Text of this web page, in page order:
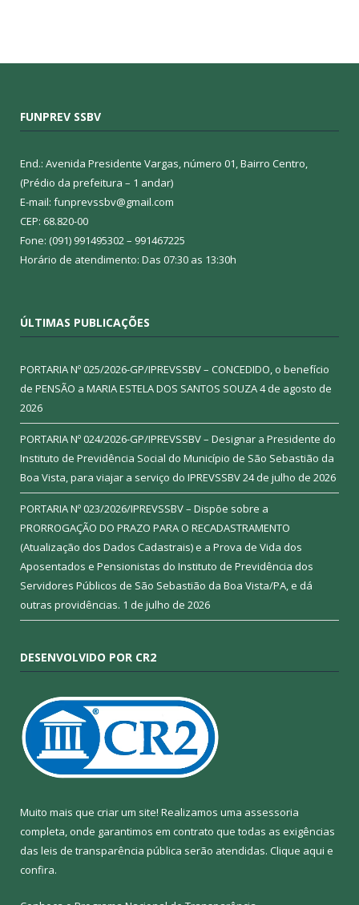
FUNPREV SSBV
End.: Avenida Presidente Vargas, número 01, Bairro Centro,
(Prédio da prefeitura – 1 andar)
E-mail: funprevssbv@gmail.com
CEP: 68.820-00
Fone: (091) 991495302 – 991467225
Horário de atendimento: Das 07:30 as 13:30h
ÚLTIMAS PUBLICAÇÕES
PORTARIA Nº 025/2026-GP/IPREVSSBV – CONCEDIDO, o benefício
de PENSÃO a MARIA ESTELA DOS SANTOS SOUZA4 de agosto de
2026
PORTARIA Nº 024/2026-GP/IPREVSSBV – Designar a Presidente do
Instituto de Previdência Social do Município de São Sebastião da
Boa Vista, para viajar a serviço do IPREVSSBV24 de julho de 2026
PORTARIA Nº 023/2026/IPREVSSBV – Dispõe sobre a
PRORROGAÇÃO DO PRAZO PARA O RECADASTRAMENTO
(Atualização dos Dados Cadastrais) e a Prova de Vida dos
Aposentados e Pensionistas do Instituto de Previdência dos
Servidores Públicos de São Sebastião da Boa Vista/PA, e dá
outras providências. 1 de julho de 2026
DESENVOLVIDO POR CR2
Muito mais que criar um site! Realizamos uma assessoria
completa, onde garantimos em contrato que todas as exigências
das leis de transparência pública serão atendidas. Clique aqui e
confira.